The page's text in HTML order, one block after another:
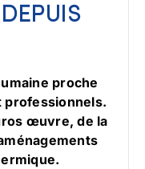
proche
professionnels.
œuvre, de la